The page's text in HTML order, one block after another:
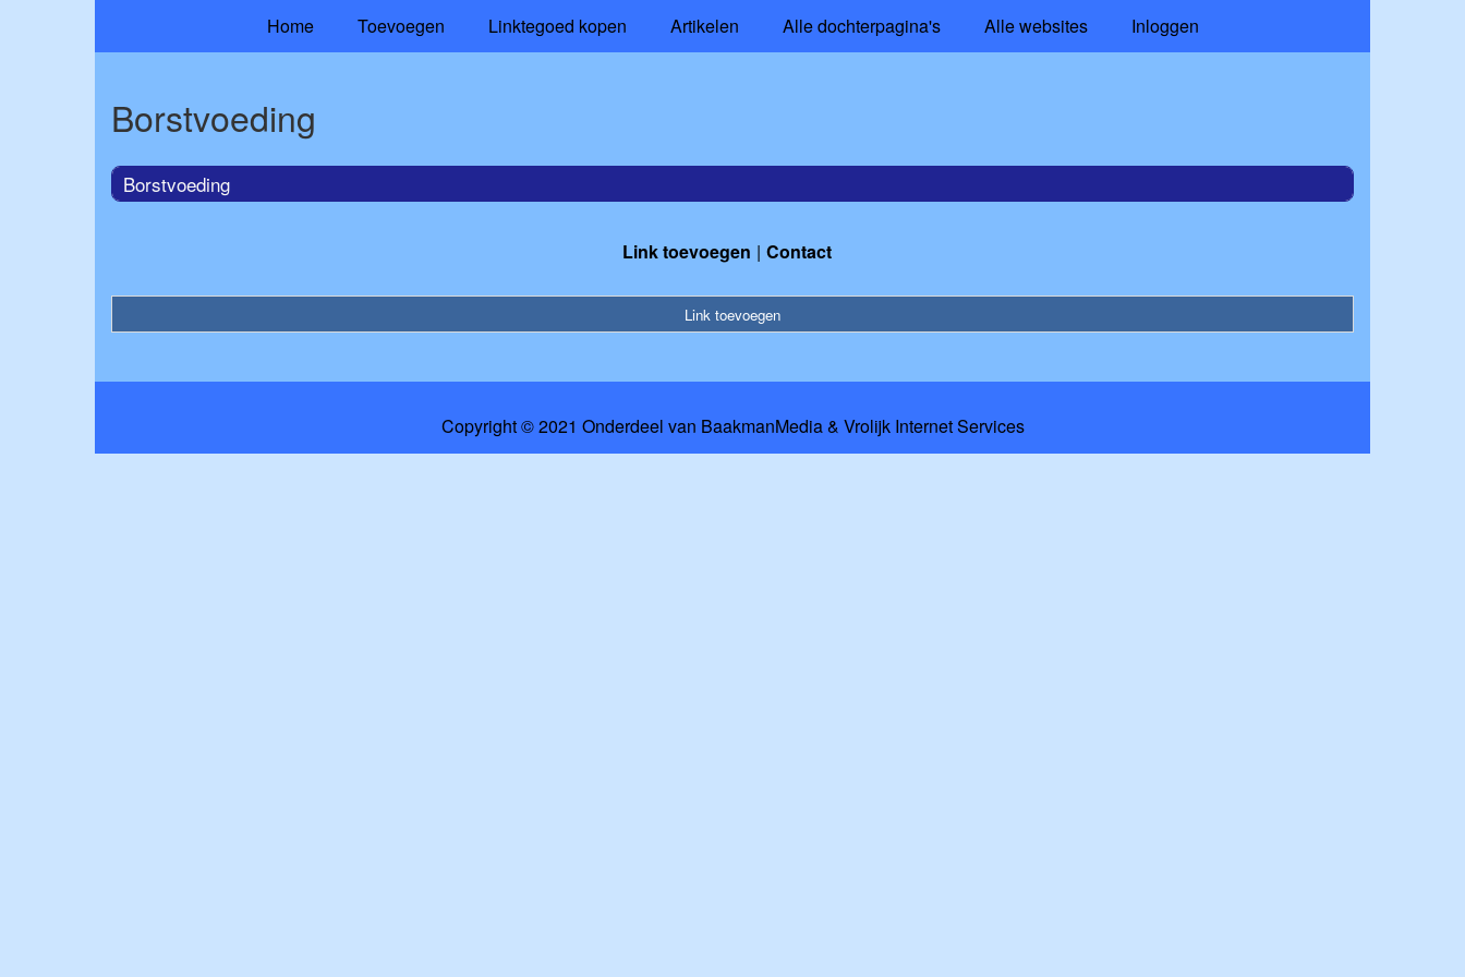
Home Toevoegen Linktegoed kopen Artikelen Alle dochterpagina's Alle websites Inloggen
Borstvoeding
Borstvoeding
Link toevoegen Contact
Link toevoegen
Copyright © 2021 Onderdeel van BaakmanMedia& Vrolijk Internet Services